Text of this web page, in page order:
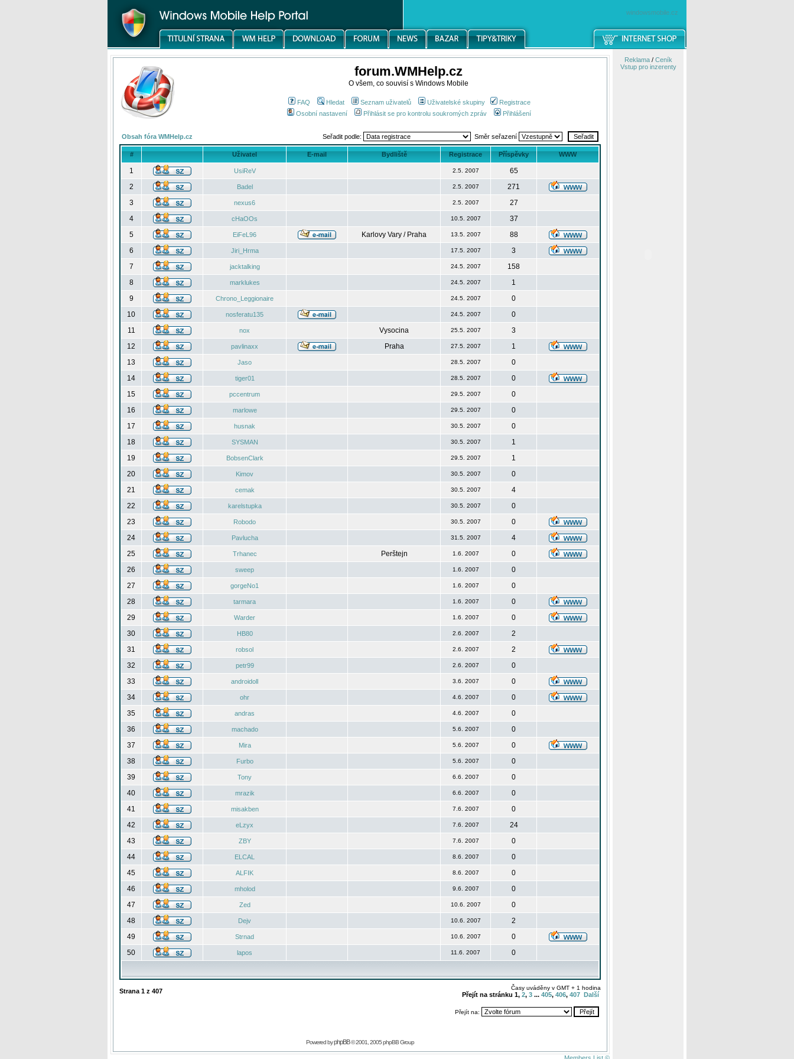
windowsmobile.cz
forum.WMHelp.cz
O všem, co souvisí s Windows Mobile
FAQ Hledat Seznam uživatelů Uživatelské skupiny
Registrace
Osobní nastavení
Přihlásit se pro kontrolu soukromých zpráv Přihlášení
Obsah fóra WMHelp.cz Seřadit podle: Směr seřazení
# Uživatel E-mail Bydliště Registrace Příspěvky WWW
1 UsiReV 2.5. 2007
65
2
Badel 2.5. 2007
271
3
nexus6 2.5. 2007
27
4
cHaOOs 10.5. 2007
37
5
EiFeL96 Karlovy Vary / Praha 13.5. 2007
88
6
Jiri_Hrma 17.5. 2007
3
7
jacktalking 24.5. 2007
158
8
marklukes 24.5. 2007
1
9
Chrono_Leggionaire 24.5. 2007
0
10
nosferatu135 24.5. 2007
0
11
nox Vysocina 25.5. 2007
3
12
pavlinaxx Praha 27.5. 2007
1
13
Jaso 28.5. 2007
0
14
tiger01 28.5. 2007
0
15
pccentrum 29.5. 2007
0
16
marlowe 29.5. 2007
0
17
husnak 30.5. 2007
0
18
SYSMAN 30.5. 2007
1
19
BobsenClark 29.5. 2007
1
20
Kimov 30.5. 2007
0
21
cemak 30.5. 2007
4
22
karelstupka 30.5. 2007
0
23
Robodo 30.5. 2007
0
24
Pavlucha 31.5. 2007
4
25
Trhanec Perštejn 1.6. 2007
0
26
sweep 1.6. 2007
0
27
gorgeNo1 1.6. 2007
0
28
tarmara 1.6. 2007
0
29
Warder 1.6. 2007
0
30
HB80 2.6. 2007
2
31
robsol 2.6. 2007
2
32
petr99 2.6. 2007
0
33
androidoll 3.6. 2007
0
34
ohr 4.6. 2007
0
35
andras 4.6. 2007
0
36
machado 5.6. 2007
0
37
Mira 5.6. 2007
0
38
Furbo 5.6. 2007
0
39
Tony 6.6. 2007
0
40
mrazik 6.6. 2007
0
41
misakben 7.6. 2007
0
42
eLzyx 7.6. 2007
24
43
ZBY 7.6. 2007
0
44
ELCAL 8.6. 2007
0
45
ALFIK 8.6. 2007
0
46
mholod 9.6. 2007
0
47
Zed 10.6. 2007
0
48
Dejv 10.6. 2007
2
49
Strnad 10.6. 2007
0
50
lapos 11.6. 2007 0
Strana 1 z 407 Časy uváděny v GMT + 1 hodina
Přejít na stránku 1, 2, 3 ... 405, 406, 407 Další
Přejít na:
Powered byphpBB© 2001, 2005 phpBB Group
Reklama/ Ceník
Vstup pro inzerenty